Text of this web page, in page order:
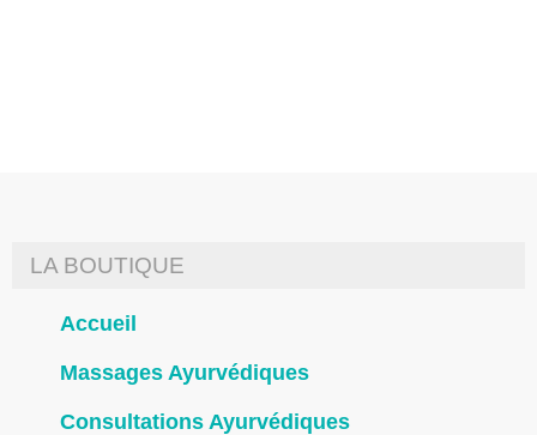
LA BOUTIQUE
Accueil
Massages Ayurvédiques
Consultations Ayurvédiques